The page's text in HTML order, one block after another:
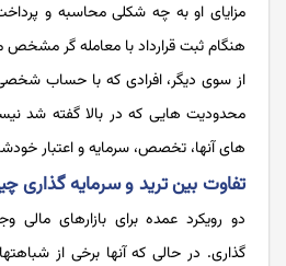
مزایای او به چه شکلی محاسبه و
هنگام ثبت قرارداد با معامله­ گر
از سوی دیگر، افرادی که با حساب شخصی
محدودیت هایی که در بالا گفته شد
های آن­ها، تخصص، سرمایه و اعتبار
تفاوت بین ترید و سرمایه گذاری
دو رویکرد عمده برای بازارهای مالی